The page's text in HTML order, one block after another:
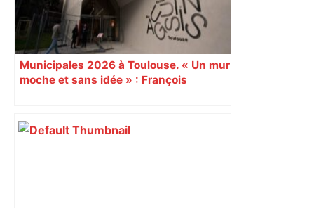
Municipales 2026 à Toulouse. « Un mur
moche et sans idée » : François
Augustins